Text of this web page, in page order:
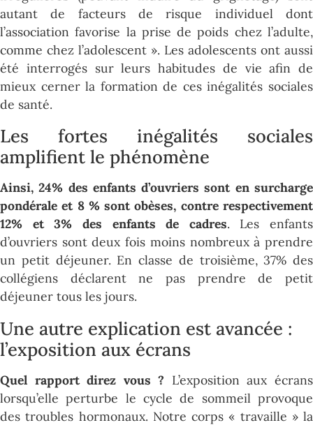
autant de facteurs de risque individuel dont
l’association favorise la prise de poids chez l’adulte,
comme chez l’adolescent ». Les adolescents ont aussi
été interrogés sur leurs habitudes de vie afin de
mieux cerner la formation de ces inégalités sociales
de santé.
Les fortes inégalités sociales
amplifient le phénomène
Ainsi, 24% des enfants d’ouvriers sont en surcharge
pondérale et 8 % sont obèses, contre respectivement
12% et 3% des enfants de cadres. Les enfants
d’ouvriers sont deux fois moins nombreux à prendre
un petit déjeuner. En classe de troisième, 37% des
collégiens déclarent ne pas prendre de petit
déjeuner tous les jours.
Une autre explication est avancée :
l’exposition aux écrans
Quel rapport direz vous ? L’exposition aux écrans
lorsqu’elle perturbe le cycle de sommeil provoque
des troubles hormonaux. Notre corps « travaille » la